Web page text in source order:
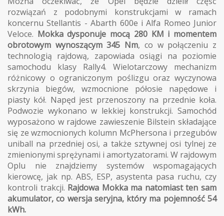
rozwiązań z podobnymi konstrukcjami w ramach
koncernu Stellantis - Abarth 600e i Alfa Romeo Junior
Veloce. Mokka dysponuje mocą 280 KM i momentem
obrotowym wynoszącym 345 Nm, co w połączeniu z
technologią rajdową, zapowiada osiągi na poziomie
samochodu klasy Rally4. Wielotarczowy mechanizm
różnicowy o ograniczonym poślizgu oraz wyczynowa
skrzynia biegów, wzmocnione półosie napędowe i
piasty kół. Napęd jest przenoszony na przednie koła.
Podwozie wykonano w lekkiej konstrukcji. Samochód
wyposażono w rajdowe zawieszenie Bilstein składające
się ze wzmocnionych kolumn McPhersona i przegubów
uniball na przedniej osi, a także sztywnej osi tylnej ze
zmienionymi sprężynami i amortyzatorami. W rajdowym
Oplu nie znajdziemy systemów wspomagających
kierowcę, jak np. ABS, ESP, asystenta pasa ruchu, czy
kontroli trakcji. Rajdowa Mokka ma natomiast ten sam
akumulator, co wersja seryjna, który ma pojemność 54
kWh.